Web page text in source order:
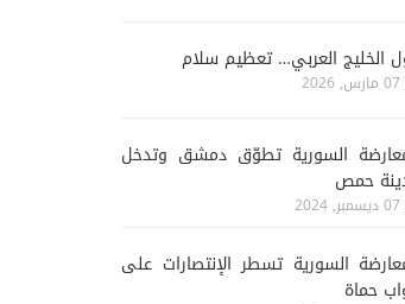
الخليج العربي… تعظيم سلام
07 مارس, 2026
السورية تطوّق دمشق وتدخل
حمص
07 ديسمبر, 2024
السورية تسطر الإنتصارات على
حماة